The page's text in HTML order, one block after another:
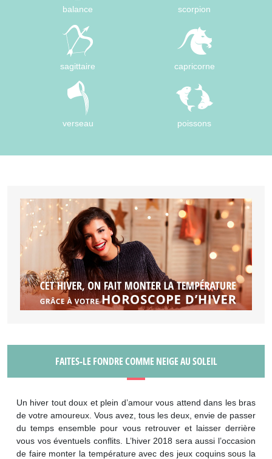
balance scorpion
sagittaire capricorne
verseau poissons
FAITES-LE FONDRE COMME NEIGE AU SOLEIL
Un hiver tout doux et plein d’amour vous attend dans les bras
de votre amoureux. Vous avez, tous les deux, envie de passer
du temps ensemble pour vous retrouver et laisser derrière
vous vos éventuels conflits. L’hiver 2018 sera aussi l’occasion
de faire monter la température avec des jeux coquins sous la